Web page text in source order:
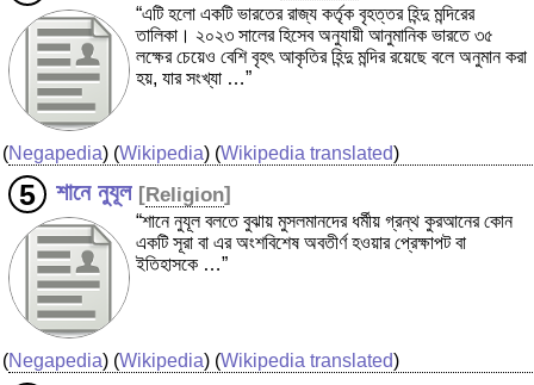
“এটি হলো একটি ভারতের রাজ্য কর্তৃক বৃহত্তর হিন্দু মন্দিরের
তালিকা। ২০২৩ সালের হিসেব অনুযায়ী আনুমানিক ভারতে ৩৫
লক্ষের চেয়েও বেশি বৃহৎ আকৃতির হিন্দু মন্দির রয়েছে বলে অনুমান করা
হয়, যার সংখ্যা …”
(Negapedia) (Wikipedia) (Wikipedia translated)
শানে নুযূল [Religion]
“শানে নুযূল বলতে বুঝায় মুসলমানদের ধর্মীয় গ্রন্থ কুরআনের কোন
একটি সূরা বা এর অংশবিশেষ অবতীর্ণ হওয়ার প্রেক্ষাপট বা
ইতিহাসকে …”
(Negapedia) (Wikipedia) (Wikipedia translated)